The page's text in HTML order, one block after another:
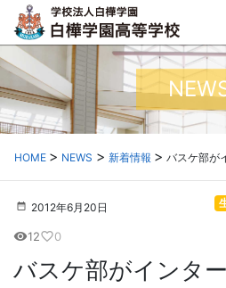
HOME NEWS 新着情報 バスケ部が
2012年6月20日
visibility12favorite_border0
バスケ部がインタ